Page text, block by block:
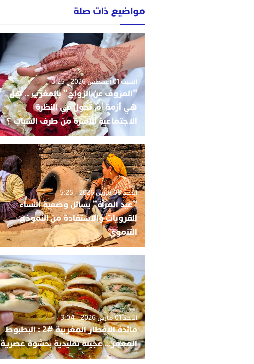
مواضيع ذات صلة
السبت 01 أغسطس 2026 - 3:25
“العزوف عن الزواج” بالمغرب .. هل
هي أزمة أم تحول في النظرة
الاجتماعية للأسرة من طرف الشباب ؟
الأحد 08 مارس 2026 - 5:25
“عيد المرأة” يسائل وضعية النساء
القرويات والاستفادة من النموذج
التنموي
الأحد 01 مارس 2026 - 3:04
مائدة الإفطار المغربية #2 : البطبوط
المعمّر… عجينة تقليدية بحشوة عصرية